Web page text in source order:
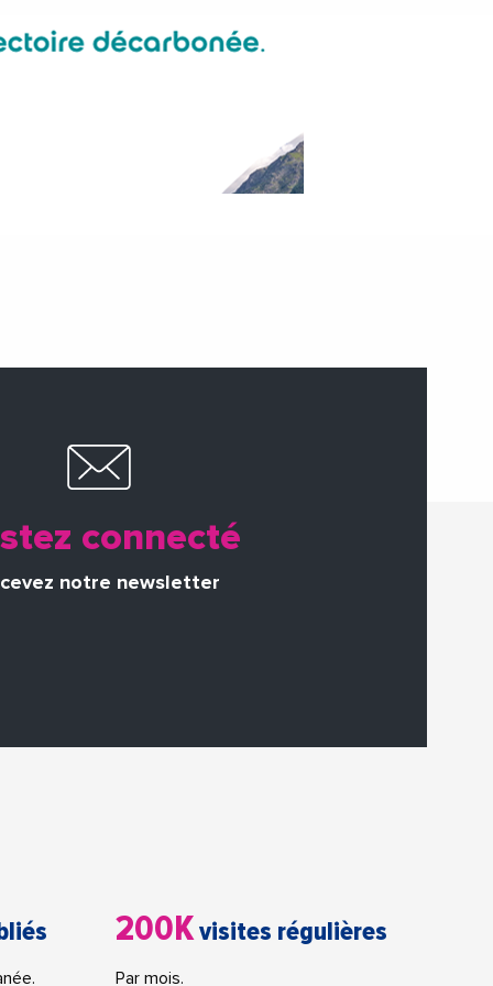
connecté
notre newsletter
200Kvisites régulières
Par mois.